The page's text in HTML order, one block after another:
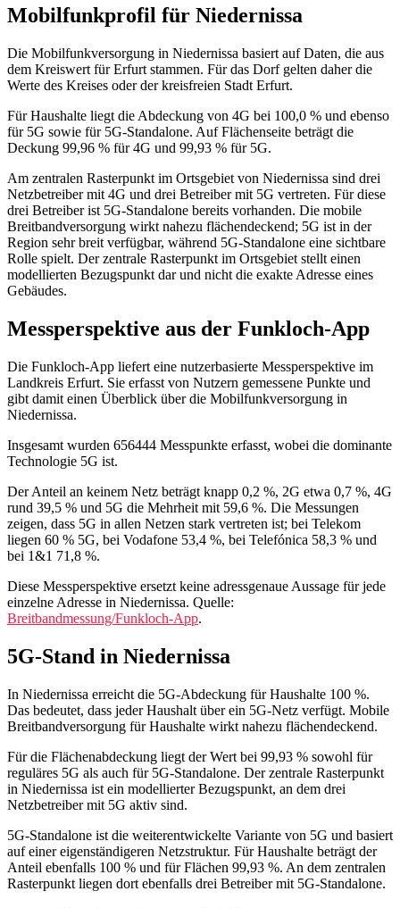
Mobilfunkprofil für Niedernissa
Die Mobilfunkversorgung in Niedernissa basiert auf Daten, die aus
dem Kreiswert für Erfurt stammen. Für das Dorf gelten daher die
Werte des Kreises oder der kreisfreien Stadt Erfurt.
Für Haushalte liegt die Abdeckung von 4G bei 100,0 % und ebenso
für 5G sowie für 5G-Standalone. Auf Flächenseite beträgt die
Deckung 99,96 % für 4G und 99,93 % für 5G.
Am zentralen Rasterpunkt im Ortsgebiet von Niedernissa sind drei
Netzbetreiber mit 4G und drei Betreiber mit 5G vertreten. Für diese
drei Betreiber ist 5G-Standalone bereits vorhanden. Die mobile
Breitbandversorgung wirkt nahezu flächendeckend; 5G ist in der
Region sehr breit verfügbar, während 5G-Standalone eine sichtbare
Rolle spielt. Der zentrale Rasterpunkt im Ortsgebiet stellt einen
modellierten Bezugspunkt dar und nicht die exakte Adresse eines
Gebäudes.
Messperspektive aus der Funkloch-App
Die Funkloch-App liefert eine nutzerbasierte Messperspektive im
Landkreis Erfurt. Sie erfasst von Nutzern gemessene Punkte und
gibt damit einen Überblick über die Mobilfunkversorgung in
Niedernissa.
Insgesamt wurden 656444 Messpunkte erfasst, wobei die dominante
Technologie 5G ist.
Der Anteil an keinem Netz beträgt knapp 0,2 %, 2G etwa 0,7 %, 4G
rund 39,5 % und 5G die Mehrheit mit 59,6 %. Die Messungen
zeigen, dass 5G in allen Netzen stark vertreten ist; bei Telekom
liegen 60 % 5G, bei Vodafone 53,4 %, bei Telefónica 58,3 % und
bei 1&1 71,8 %.
Diese Messperspektive ersetzt keine adressgenaue Aussage für jede
einzelne Adresse in Niedernissa. Quelle:
Breitbandmessung/Funkloch-App.
5G-Stand in Niedernissa
In Niedernissa erreicht die 5G-Abdeckung für Haushalte 100 %.
Das bedeutet, dass jeder Haushalt über ein 5G-Netz verfügt. Mobile
Breitbandversorgung für Haushalte wirkt nahezu flächendeckend.
Für die Flächenabdeckung liegt der Wert bei 99,93 % sowohl für
reguläres 5G als auch für 5G-Standalone. Der zentrale Rasterpunkt
in Niedernissa ist ein modellierter Bezugspunkt, an dem drei
Netzbetreiber mit 5G aktiv sind.
5G-Standalone ist die weiterentwickelte Variante von 5G und basiert
auf einer eigenständigeren Netzstruktur. Für Haushalte beträgt der
Anteil ebenfalls 100 % und für Flächen 99,93 %. An dem zentralen
Rasterpunkt liegen dort ebenfalls drei Betreiber mit 5G-Standalone.